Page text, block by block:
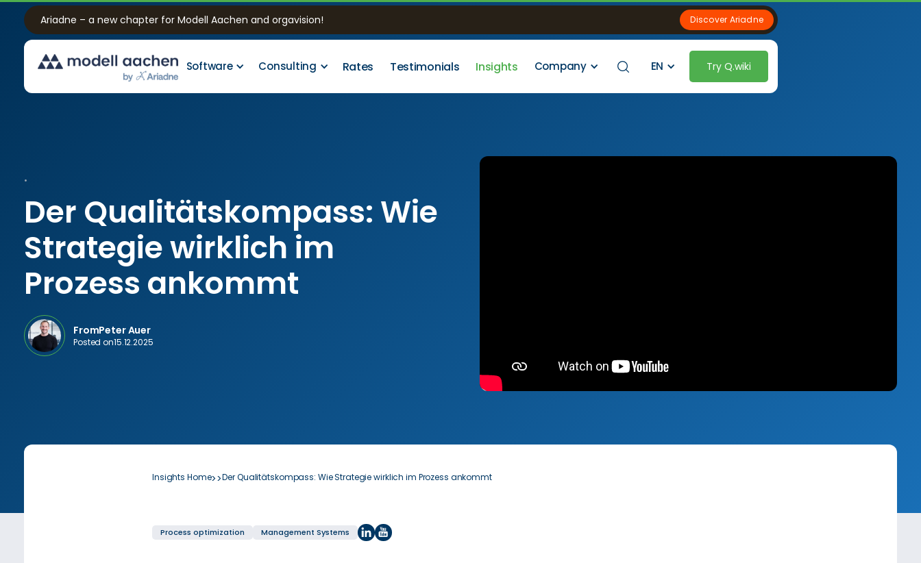
Ariadne – a new chapter for Modell Aachen and orgavision! Discover Ariadne
Software Consulting Rates Testimonials Insights Company EN Try Q.wiki
•
Der Qualitätskompass: Wie
Strategie wirklich im
Prozess ankommt
FromPeter Auer
Posted on15.12.2025
Insights Home>>Der Qualitätskompass: Wie Strategie wirklich im Prozess ankommt
Process optimization Management Systems